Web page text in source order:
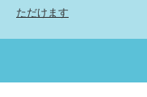
ただけます